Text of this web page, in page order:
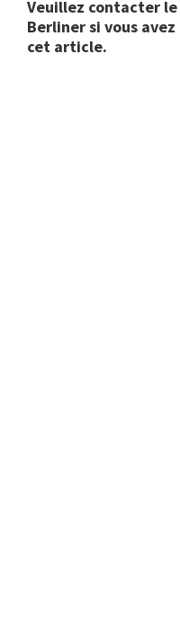
Veuillez contacter le
Berliner si vous
cet article.